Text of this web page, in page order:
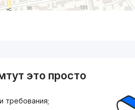
это просто
требования;